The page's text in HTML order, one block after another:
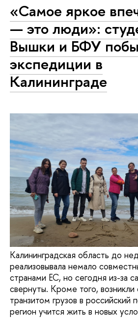
«Самое яркое
— это люди»:
Вышки и БФУ
экспедиции в
Калининграде
Калининградская область до
реализовывала немало
странами ЕС, но сегодня из-за
свернуты. Кроме того,
транзитом грузов в российский
регион учится жить в новых